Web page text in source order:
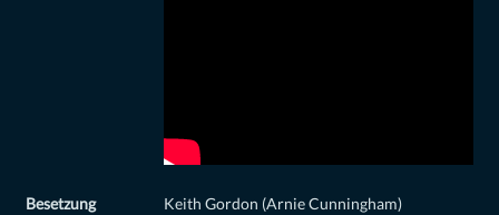
Besetzung
Keith Gordon (Arnie Cunningham)